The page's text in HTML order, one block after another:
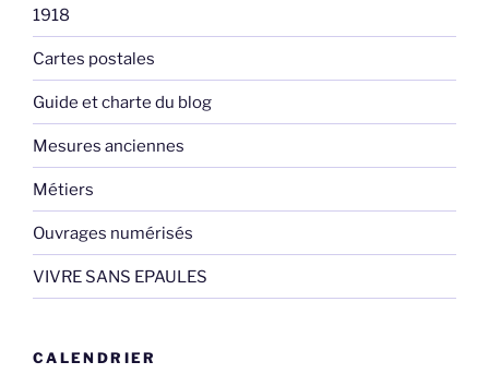
1918
Cartes postales
Guide et charte du blog
Mesures anciennes
Métiers
Ouvrages numérisés
VIVRE SANS EPAULES
CALENDRIER